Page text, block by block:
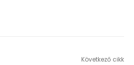
Következő cikk